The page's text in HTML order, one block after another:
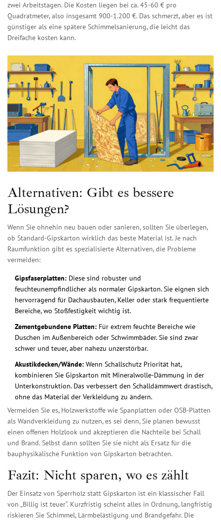
zwei Arbeitstagen. Die Kosten liegen bei ca. 45-60 € pro
Quadratmeter, also insgesamt 900-1.200 €. Das schmerzt, aber es ist
günstiger als eine spätere Schimmelsanierung, die leicht das
Dreifache kosten kann.
Alternativen: Gibt es bessere
Lösungen?
Wenn Sie ohnehin neu bauen oder sanieren, sollten Sie überlegen,
ob Standard-Gipskarton wirklich das beste Material ist. Je nach
Raumfunktion gibt es spezialisierte Alternativen, die Probleme
vermeiden:
Gipsfaserplatten: Diese sind robuster und
feuchteunempfindlicher als normaler Gipskarton. Sie eignen sich
hervorragend für Dachausbauten, Keller oder stark frequentierte
Bereiche, wo Stoßfestigkeit wichtig ist.
Zementgebundene Platten: Für extrem feuchte Bereiche wie
Duschen im Außenbereich oder Schwimmbäder. Sie sind zwar
schwer und teuer, aber nahezu unzerstörbar.
Akustikdecken/Wände: Wenn Schallschutz Priorität hat,
kombinieren Sie Gipskarton mit Mineralwolle-Dämmung in der
Unterkonstruktion. Das verbessert den Schalldämmwert drastisch,
ohne das Material der Verkleidung zu ändern.
Vermeiden Sie es, Holzwerkstoffe wie Spanplatten oder OSB-Platten
als Wandverkleidung zu nutzen, es sei denn, Sie planen bewusst
einen offenen Holzlook und akzeptieren die Nachteile bei Schall
und Brand. Selbst dann sollten Sie sie nicht als Ersatz für die
bauphysikalische Funktion von Gipskarton betrachten.
Fazit: Nicht sparen, wo es zählt
Der Einsatz von Sperrholz statt Gipskarton ist ein klassischer Fall
von „Billig ist teuer“. Kurzfristig scheint alles in Ordnung, langfristig
riskieren Sie Schimmel, Lärmbelästigung und Brandgefahr. Die